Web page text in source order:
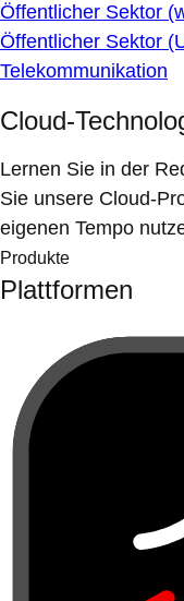
Öffentlicher Sektor
Öffentlicher Sektor
Telekommunikation
Cloud-
Lernen Sie in der
Sie unsere Cloud-
eigenen Tempo
Produkte
Plattformen